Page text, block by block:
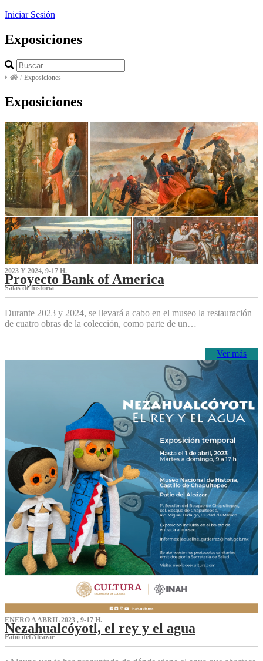
Iniciar Sesión
Exposiciones
/ Exposiciones
Exposiciones
2023 Y 2024, 9-17 H.
Proyecto Bank of America
S‌alas de historia
Durante 2023 y 2024, se llevará a cabo en el museo la restauración
de cuatro obras de la colección, como parte de un…
Ver más
ENERO A ABRIL 2023 , 9-17 H.
Nezahualcóyotl, el rey y el agua
Patio del Alcázar